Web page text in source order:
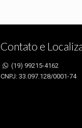
Contato e
(19) 99215-4162
CNPJ: 33.097.128/0001-74